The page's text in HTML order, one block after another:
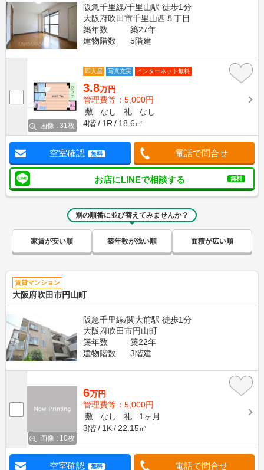
阪急千里線/千里山駅 徒歩1分
大阪府吹田市千里山西５丁目
築年数
築27年
建物階数
5階建
画像 : 31枚
即入居 写真充実 インターネット無料
3.8万円
管理費等：5,000円
敷
なし 礼
なし
4階
1R 18.6㎡
空室確認 無料 電話で問合せ
お店にLINEで相談する 無料
別の順番に並び替えてみませんか？
家賃が安い順 築年数が浅い順 面積が広い順
賃貸マンション
大阪府吹田市円山町
阪急千里線/関大前駅 徒歩1分
大阪府吹田市円山町
築年数
築22年
建物階数
3階建
画像 : 10枚
6万円
管理費等：5,000円
敷
なし 礼
1ヶ月
3階
1K 22.15㎡
空室確認 無料 電話で問合せ